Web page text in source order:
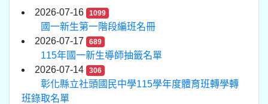
2026-07-16 1099
國一新生第一階段編班名冊
2026-07-17
689
115年國一新生導師抽籤名單
2026-07-14
306
彰化縣立社頭國民中學115學年度體育班轉學轉
班錄取名單